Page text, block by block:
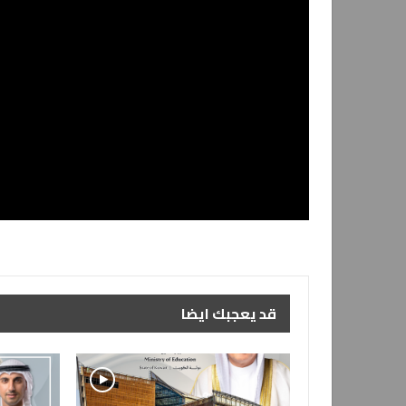
قد يعجبك ايضا